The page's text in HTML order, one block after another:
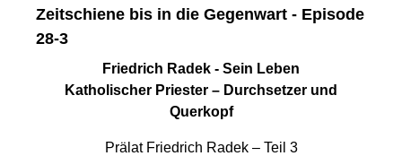
Zeitschiene bis in die Gegenwart - Episode
28-3
Friedrich Radek - Sein Leben
Katholischer Priester – Durchsetzer und
Querkopf
Prälat Friedrich Radek – Teil 3